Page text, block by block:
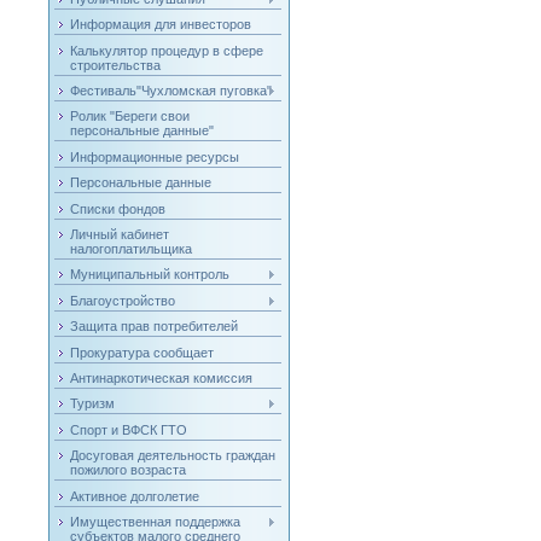
Информация для инвесторов
Калькулятор процедур в сфере
строительства
Фестиваль"Чухломская пуговка"
Ролик "Береги свои
персональные данные"
Информационные ресурсы
Персональные данные
Списки фондов
Личный кабинет
налогоплатильщика
Муниципальный контроль
Благоустройство
Защита прав потребителей
Прокуратура сообщает
Антинаркотическая комиссия
Туризм
Спорт и ВФСК ГТО
Досуговая деятельность граждан
пожилого возраста
Активное долголетие
Имущественная поддержка
субъектов малого среднего